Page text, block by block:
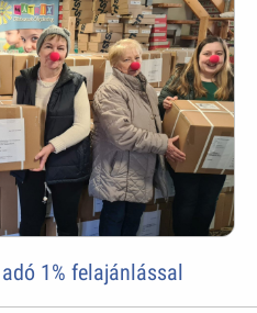
1% felajánlással